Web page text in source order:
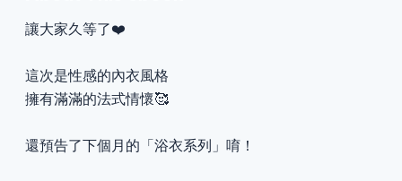
讓大家久等了❤️
這次是性感的內衣風格
擁有滿滿的法式情懷🥰
還預告了下個月的「浴衣系列」唷！